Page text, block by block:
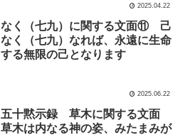
2025.04.22
なく（七九）に関する文面⑪ 己
なく（七九）なれば、永遠に生命
する無限の己となります
2025.06.22
五十黙示録 草木に関する文面
草木は内なる神の姿、みたまみが